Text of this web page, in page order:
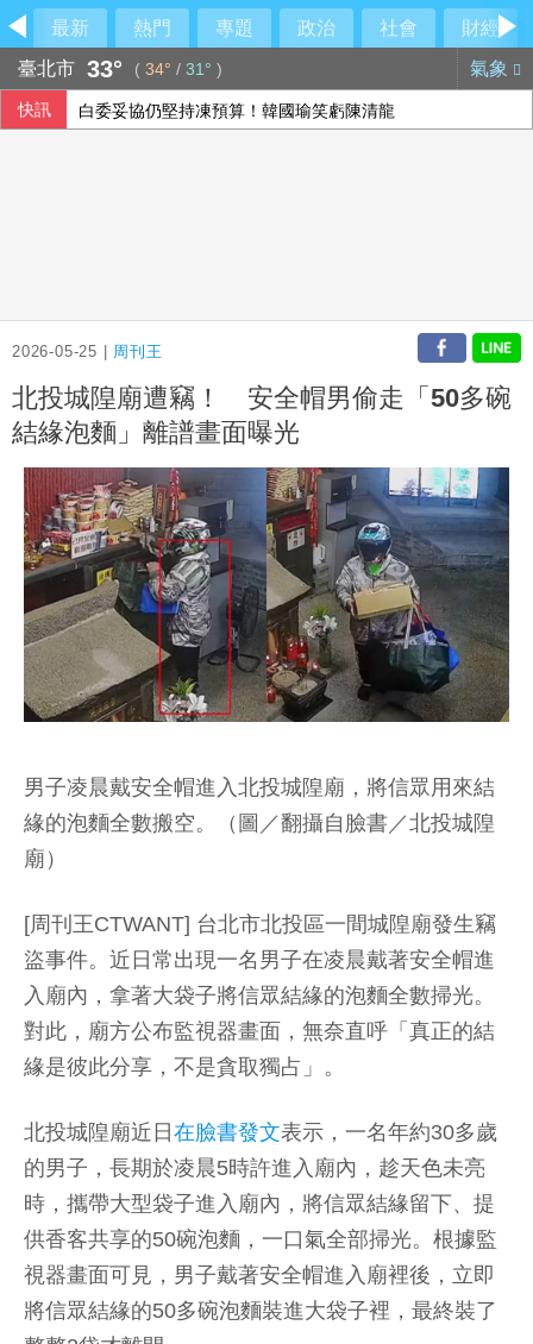
最新 熱門 專題 政治 社會
財經
臺北市 33° ( 34° / 31° ) 氣象
快訊 白委妥協仍堅持凍預算！韓國瑜笑虧陳清龍
2026-05-25 | 周刊王
北投城隍廟遭竊！ 安全帽男偷走「50多碗
結緣泡麵」離譜畫面曝光
男子凌晨戴安全帽進入北投城隍廟，將信眾用來結
緣的泡麵全數搬空。（圖／翻攝自臉書／北投城隍
廟）
[周刊王CTWANT] 台北市北投區一間城隍廟發生竊
盜事件。近日常出現一名男子在凌晨戴著安全帽進
入廟內，拿著大袋子將信眾結緣的泡麵全數掃光。
對此，廟方公布監視器畫面，無奈直呼「真正的結
緣是彼此分享，不是貪取獨占」。
北投城隍廟近日 在臉書發文表示，一名年約30多歲
的男子，長期於凌晨5時許進入廟內，趁天色未亮
時，攜帶大型袋子進入廟內，將信眾結緣留下、提
供香客共享的50碗泡麵，一口氣全部掃光。根據監
視器畫面可見，男子戴著安全帽進入廟裡後，立即
將信眾結緣的50多碗泡麵裝進大袋子裡，最終裝了